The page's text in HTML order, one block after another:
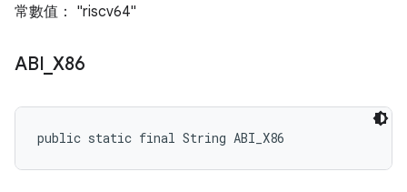
常數值： "riscv64"
ABI X86
public static final String ABI_X86